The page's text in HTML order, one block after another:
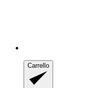
Carrello